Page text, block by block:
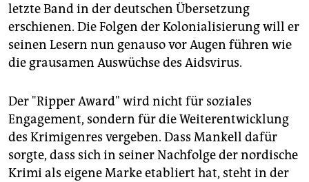
letzte Band in der deutschen Übersetzung
erschienen. Die Folgen der Kolonialisierung will er
seinen Lesern nun genauso vor Augen führen wie
die grausamen Auswüchse des Aidsvirus.
Der "Ripper Award" wird nicht für soziales
Engagement, sondern für die Weiterentwicklung
des Krimigenres vergeben. Dass Mankell dafür
sorgte, dass sich in seiner Nachfolge der nordische
Krimi als eigene Marke etabliert hat, steht in der